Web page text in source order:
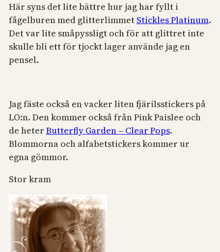
Här syns det lite bättre hur jag har fyllt i
fågelburen med glitterlimmet Stickles Platinum.
Det var lite småpyssligt och för att glittret inte
skulle bli ett för tjockt lager använde jag en
pensel.
Jag fäste också en vacker liten fjärilsstickers på
LO:n. Den kommer också från Pink Paislee och
de heter Butterfly Garden – Clear Pops.
Blommorna och alfabetstickers kommer ur
egna gömmor.
Stor kram